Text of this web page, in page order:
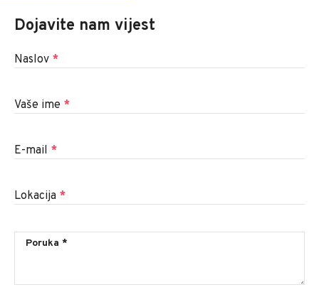
Dojavite nam vijest
Naslov *
Vaše ime *
E-mail *
Lokacija *